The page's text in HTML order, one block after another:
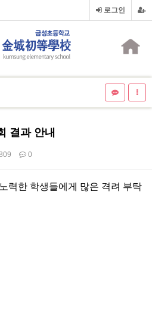
로그인
결과 안내
0
력한 학생들에게 많은 격려 부탁